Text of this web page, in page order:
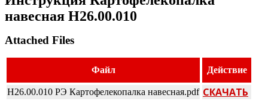
навесная Н26.00.010
Attached Files
Файл Действие
Н26.00.010 РЭ Картофелекопалка навесная.pdf СКАЧАТЬ